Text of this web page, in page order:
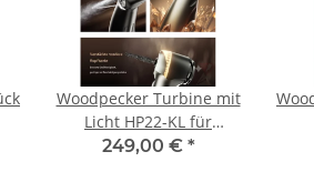
Woodpecker Turbine mit
Licht HP22-KL für
Multiflexkupplung
249,00 € *